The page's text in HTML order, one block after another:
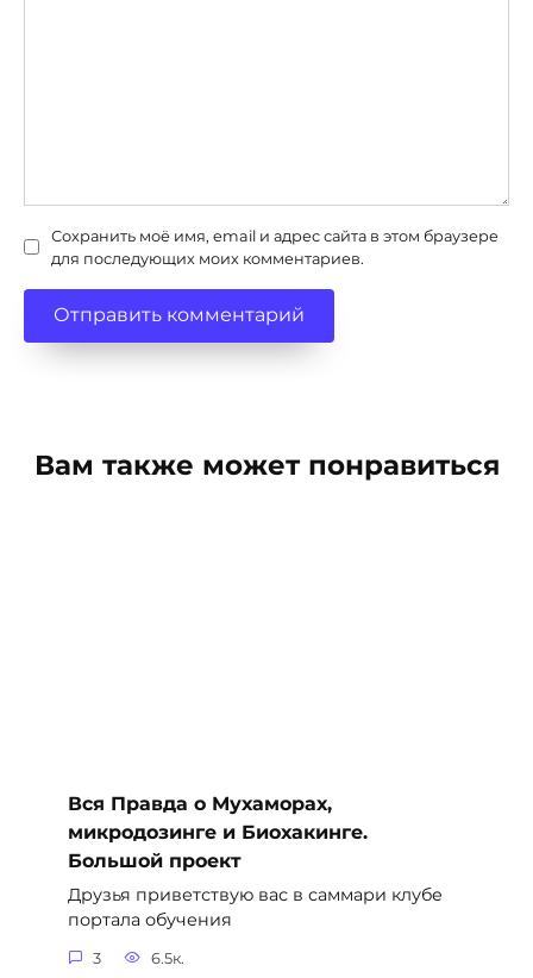
Сохранить моё имя, email и адрес сайта в этом браузере
для последующих моих комментариев.
Вам также может понравиться
Вся Правда о Мухаморах,
микродозинге и Биохакинге.
Большой проект
Друзья приветствую вас в саммари клубе
портала обучения
3 6.5к.